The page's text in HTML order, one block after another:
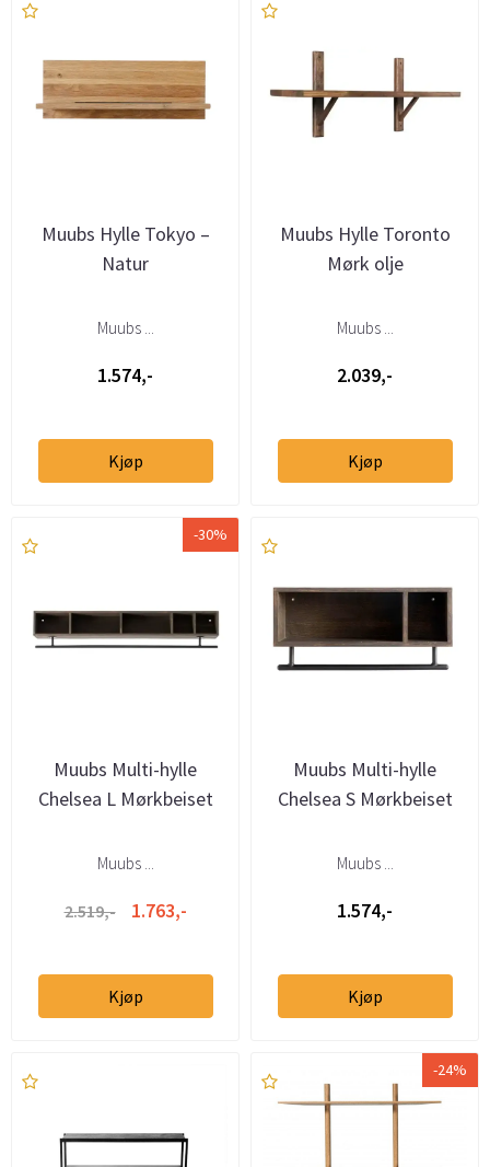
Muubs Hylle Tokyo –
Natur
Muubs ...
1.574,-
Kjøp
Muubs Hylle Toronto
Mørk olje
Muubs ...
2.039,-
Kjøp
-30%
Muubs Multi-hylle
Chelsea L Mørkbeiset
Muubs ...
2.519,- 1.763,-
Kjøp
Muubs Multi-hylle
Chelsea S Mørkbeiset
Muubs ...
1.574,-
Kjøp
-24%